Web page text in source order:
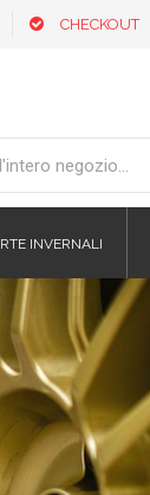
CHECKOUT
INVERNALI